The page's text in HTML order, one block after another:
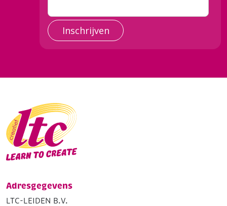
Inschrijven
Adresgegevens
LTC-LEIDEN B.V.